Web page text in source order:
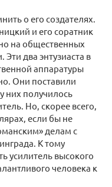
о его создателях.
и его соратник
на общественных
Эти два энтузиаста в
аппаратуры
Они поставили
них получилось
Но, скорее всего,
если бы не
делам с
К тому
усилитель высокого
человека к